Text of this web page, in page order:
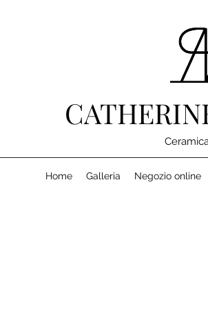
Home Galleria Negozio online